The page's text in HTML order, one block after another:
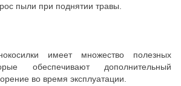
пыли при поднятии травы.
имеет множество полезных
обеспечивают дополнительный
во время эксплуатации.